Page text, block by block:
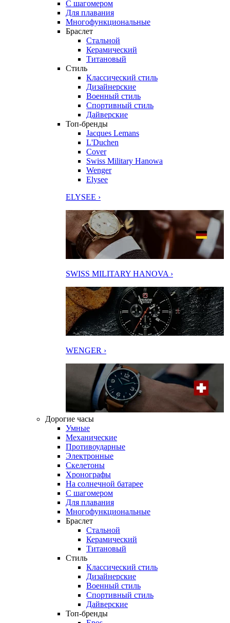
С шагомером
Для плавания
Многофункциональные
Браслет
Стальной
Керамический
Титановый
Стиль
Классический стиль
Дизайнерские
Военный стиль
Спортивный стиль
Дайверские
Топ-бренды
Jacques Lemans
L'Duchen
Cover
Swiss Military Hanowa
Wenger
Elysee
ELYSEE ›
SWISS MILITARY HANOVA ›
WENGER ›
Дорогие часы
Умные
Механические
Противоударные
Электронные
Скелетоны
Хронографы
На солнечной батарее
С шагомером
Для плавания
Многофункциональные
Браслет
Стальной
Керамический
Титановый
Стиль
Классический стиль
Дизайнерские
Военный стиль
Спортивный стиль
Дайверские
Топ-бренды